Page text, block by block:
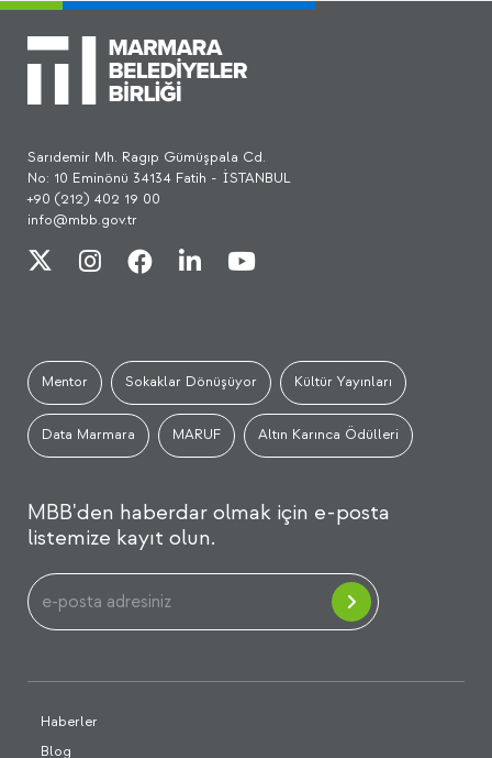
Sarıdemir Mh. Ragıp Gümüşpala Cd.
No: 10 Eminönü 34134 Fatih - İSTANBUL
+90 (212) 402 19 00
info@mbb.gov.tr
Mentor Sokaklar Dönüşüyor Kültür Yayınları
Data Marmara MARUF Altın Karınca Ödülleri
MBB'den haberdar olmak için e-posta
listemize kayıt olun.
Haberler
Blog